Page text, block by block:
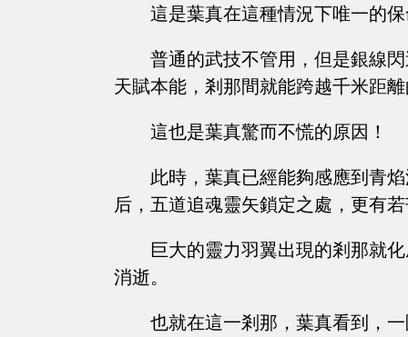
這是葉真在這種情況下唯一的
普通的武技不管用，但是銀線
天賦本能，剎那間就能跨越千米距
這也是葉真驚而不慌的原因！
此時，葉真已經能夠感應到青
后，五道追魂靈矢鎖定之處，更有
巨大的靈力羽翼出現的剎那就
消逝。
也就在這一剎那，葉真看到，